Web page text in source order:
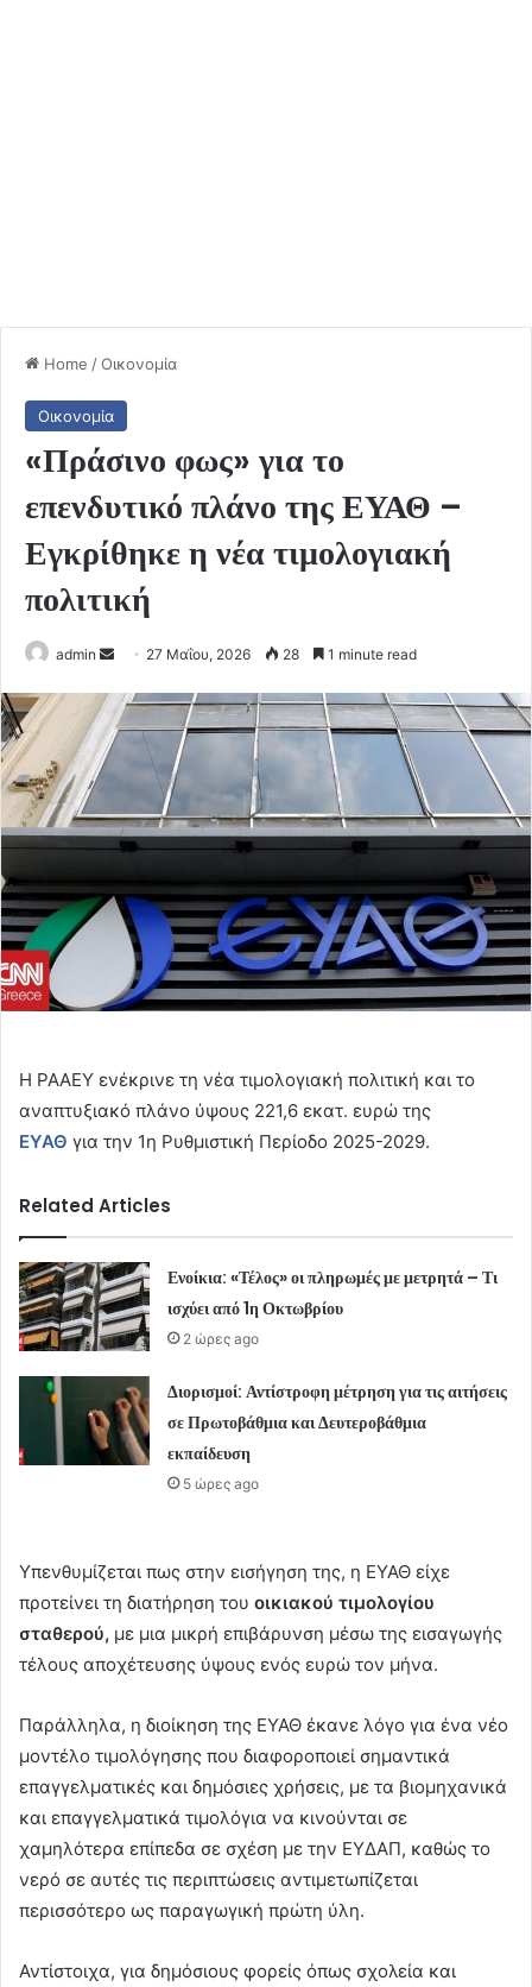
Home /Οικονομία
Οικονομία
«Πράσινο φως» για το
επενδυτικό πλάνο της ΕΥΑΘ –
Εγκρίθηκε η νέα τιμολογιακή
πολιτική
admin
Send
email
27 Μαΐου, 2026 28 1 minute read
Η ΡΑΑΕΥ ενέκρινε τη νέα τιμολογιακή πολιτική και το
αναπτυξιακό πλάνο ύψους 221,6 εκατ. ευρώ της
ΕΥΑΘ για την 1η Ρυθμιστική Περίοδο 2025-2029.
Related Articles
Ενοίκια: «Τέλος» οι πληρωμές με μετρητά – Τι
ισχύει από 1η Οκτωβρίου
2 ώρες ago
Διορισμοί: Αντίστροφη μέτρηση για τις αιτήσεις
σε Πρωτοβάθμια και Δευτεροβάθμια
εκπαίδευση
5 ώρες ago
Υπενθυμίζεται πως στην εισήγηση της, η ΕΥΑΘ είχε
προτείνει τη διατήρηση του οικιακού τιμολογίου
σταθερού, με μια μικρή επιβάρυνση μέσω της εισαγωγής
τέλους αποχέτευσης ύψους ενός ευρώ τον μήνα.
Παράλληλα, η διοίκηση της ΕΥΑΘ έκανε λόγο για ένα νέο
μοντέλο τιμολόγησης που διαφοροποιεί σημαντικά
επαγγελματικές και δημόσιες χρήσεις, με τα βιομηχανικά
και επαγγελματικά τιμολόγια να κινούνται σε
χαμηλότερα επίπεδα σε σχέση με την ΕΥΔΑΠ, καθώς το
νερό σε αυτές τις περιπτώσεις αντιμετωπίζεται
περισσότερο ως παραγωγική πρώτη ύλη.
Αντίστοιχα, για δημόσιους φορείς όπως σχολεία και